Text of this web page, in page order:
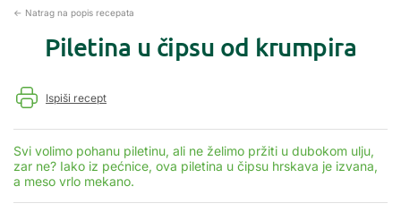
← Natrag na popis recepata
Piletina u čipsu od krumpira
Ispiši recept
Svi volimo pohanu piletinu, ali ne želimo pržiti u dubokom ulju,
zar ne? Iako iz pećnice, ova piletina u čipsu hrskava je izvana,
a meso vrlo mekano.